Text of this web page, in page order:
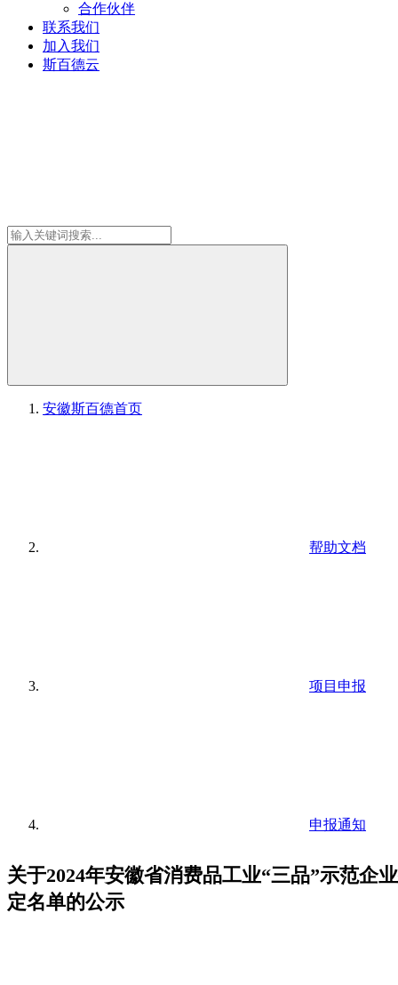
合作伙伴
联系我们
加入我们
斯百德云
安徽斯百德首页
帮助文档
项目申报
申报通知
关于2024年安徽省消费品工业“三品”示范企
定名单的公示